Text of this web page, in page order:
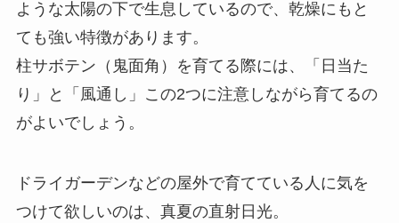
ような太陽の下で生息しているので、乾燥にもと
ても強い特徴があります。
柱サボテン（鬼面角）を育てる際には、「日当た
り」と「風通し」この2つに注意しながら育てるの
がよいでしょう。
ドライガーデンなどの屋外で育てている人に気を
つけて欲しいのは、真夏の直射日光。